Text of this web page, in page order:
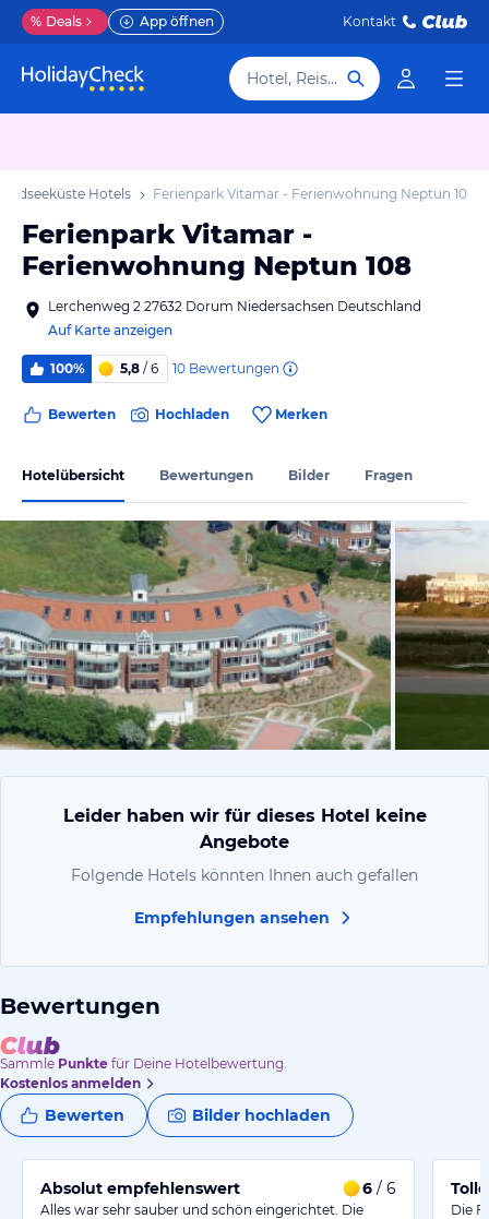
% Deals App öffnen Kontakt
Hotel, Reiseziel
Hotels Ferienpark Vitamar - Ferienwohnung Neptun 108
Ferienpark Vitamar -
Ferienwohnung Neptun 108
Lerchenweg 2 27632 Dorum Niedersachsen Deutschland
Auf Karte anzeigen
100% 5,8 / 6 10 Bewertungen
Bewerten Hochladen Merken
Hotelübersicht Bewertungen Bilder Fragen
Leider haben wir für dieses Hotel keine
Angebote
Folgende Hotels könnten Ihnen auch gefallen
Empfehlungen ansehen
Bewertungen
Sammle Punkte für Deine Hotelbewertung.
Kostenlos anmelden
Bewerten Bilder hochladen
Absolut empfehlenswert 6 / 6
Alles war sehr sauber und schön eingerichtet. Die
Die